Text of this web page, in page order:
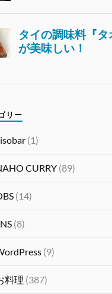
リー
(1)
CURRY (89)
(14)
(8)
(9)
料理 (387)